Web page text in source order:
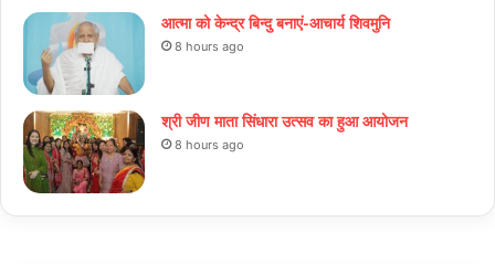
आत्मा को केन्द्र बिन्दु बनाएं-आचार्य शिवमुनि
8 hours ago
श्री जीण माता सिंधारा उत्सव का हुआ आयोजन
8 hours ago